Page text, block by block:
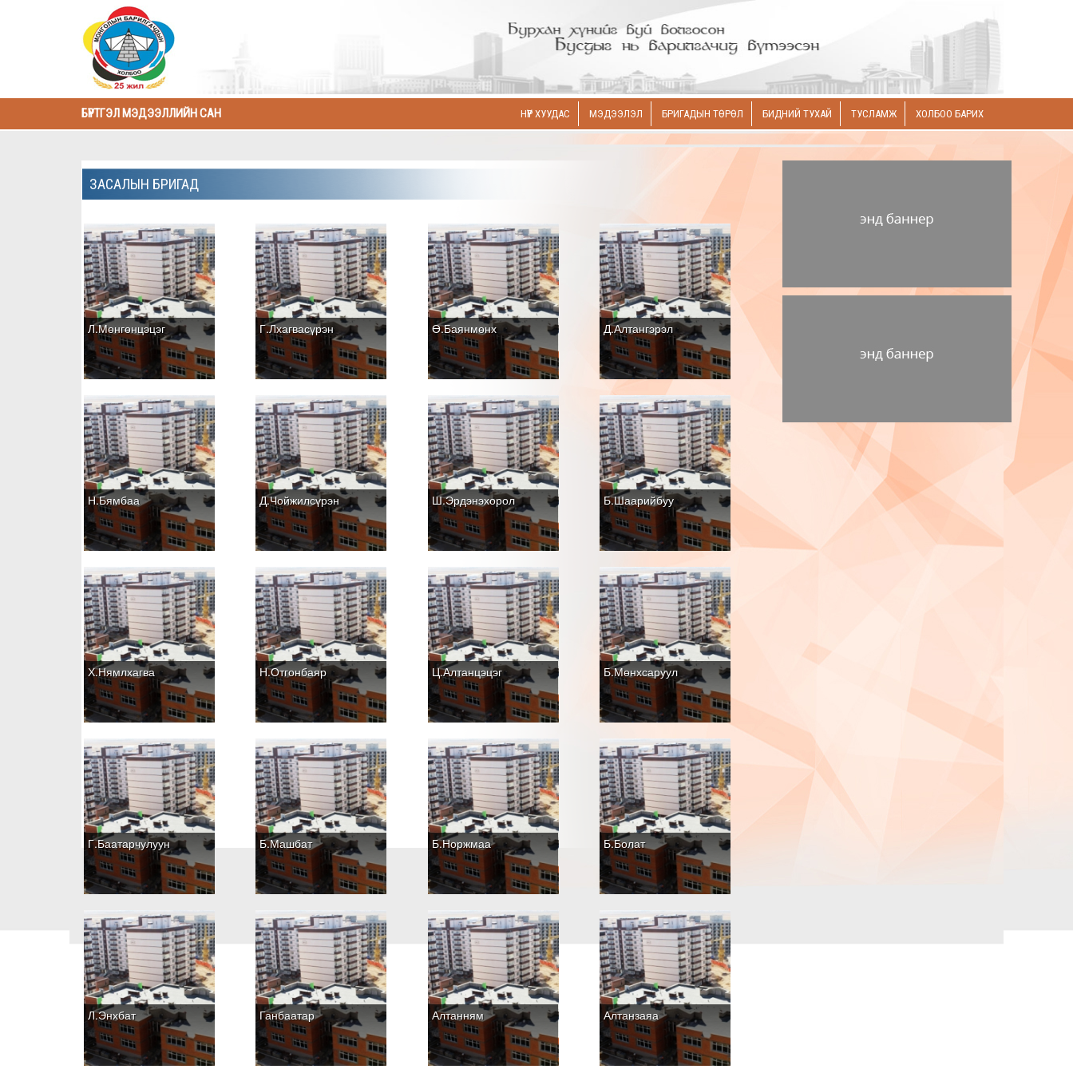
НҮҮР ХУУДАС МЭДЭЭЛЭЛ БРИГАДЫН ТӨРӨЛ БИДНИЙ ТУХАЙ ТУСЛАМЖ ХОЛБОО БАРИХ
БҮРТГЭЛ МЭДЭЭЛЛИЙН САН
ЗАСАЛЫН БРИГАД
Л.Мөнгөнцэцэг Г.Лхагвасүрэн Ө.Баянмөнх Д.Алтангэрэл
Н.Бямбаа Д.Чойжилсүрэн Ш.Эрдэнэхорол Б.Шаарийбуу
Х.Нямлхагва Н.Отгонбаяр Ц.Алтанцэцэг Б.Мөнхсаруул
Г.Баатарчулуун Б.Машбат Б.Норжмаа Б.Болат
Л.Энхбат Ганбаатар Алтанням Алтанзаяа